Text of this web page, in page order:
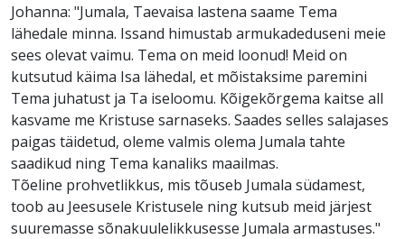
Johanna: "Jumala, Taevaisa lastena saame Tema
lähedale minna. Issand himustab armukadeduseni meie
sees olevat vaimu. Tema on meid loonud! Meid on
kutsutud käima Isa lähedal, et mõistaksime paremini
Tema juhatust ja Ta iseloomu. Kõigekõrgema kaitse all
kasvame me Kristuse sarnaseks. Saades selles salajases
paigas täidetud, oleme valmis olema Jumala tahte
saadikud ning Tema kanaliks maailmas.
Tõeline prohvetlikkus, mis tõuseb Jumala südamest,
toob au Jeesusele Kristusele ning kutsub meid järjest
suuremasse sõnakuulelikkusesse Jumala armastuses."